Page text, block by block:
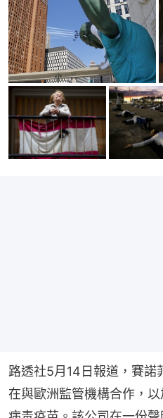
路透社5月14日報道，賽諾
在與歐洲監管機構合作，